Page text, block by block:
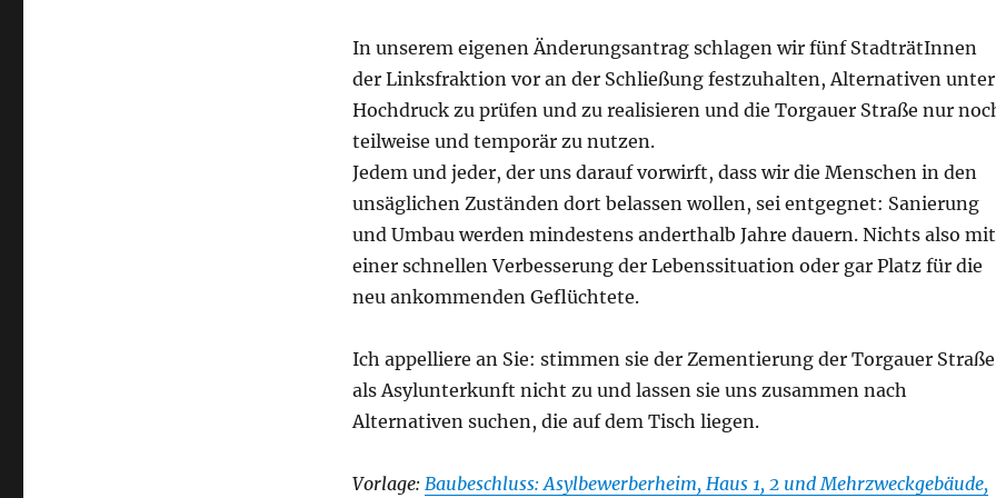
In unserem eigenen Änderungsantrag schlagen wir fünf StadträtInnen
der Linksfraktion vor an der Schließung festzuhalten, Alternativen unter
Hochdruck zu prüfen und zu realisieren und die Torgauer Straße nur
teilweise und temporär zu nutzen.
Jedem und jeder, der uns darauf vorwirft, dass wir die Menschen in den
unsäglichen Zuständen dort belassen wollen, sei entgegnet: Sanierung
und Umbau werden mindestens anderthalb Jahre dauern. Nichts also mit
einer schnellen Verbesserung der Lebenssituation oder gar Platz für die
neu ankommenden Geflüchtete.
Ich appelliere an Sie: stimmen sie der Zementierung der Torgauer Straße
als Asylunterkunft nicht zu und lassen sie uns zusammen nach
Alternativen suchen, die auf dem Tisch liegen.
Vorlage: Baubeschluss: Asylbewerberheim, Haus 1, 2 und Mehrzweckgebäude,